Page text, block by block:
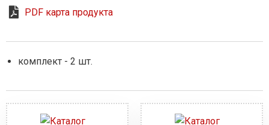
PDF карта продукта
комплект - 2 шт.